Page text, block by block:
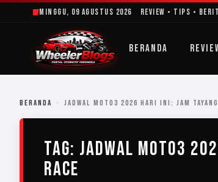
Lewati
Minggu, 09 Agustus 2026 Review • Tips •
BERANDA
BERANDA › JADWAL MOTO3 2026 HARI INI: JAM
TAG: JADWAL MOTO3
RACE